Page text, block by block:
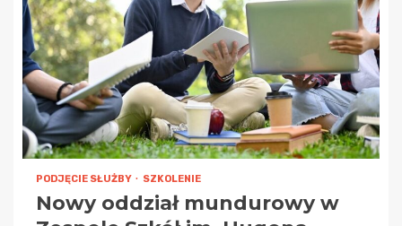
PODJĘCIE SŁUŻBY SZKOLENIE
Nowy oddział mundurowy w